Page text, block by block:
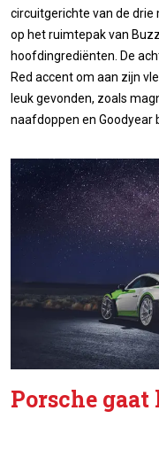
circuitgerichte van de drie
op het ruimtepak van
hoofdingrediënten. De
Red accent om aan zijn
leuk gevonden, zoals
naafdoppen en Goodyear
Porsche gaat